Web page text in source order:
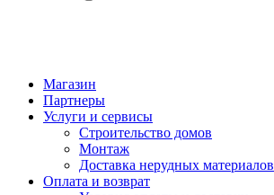
Магазин
Партнеры
Услуги и сервисы
Строительство домов
Монтаж
Доставка нерудных материалов
Оплата и возврат